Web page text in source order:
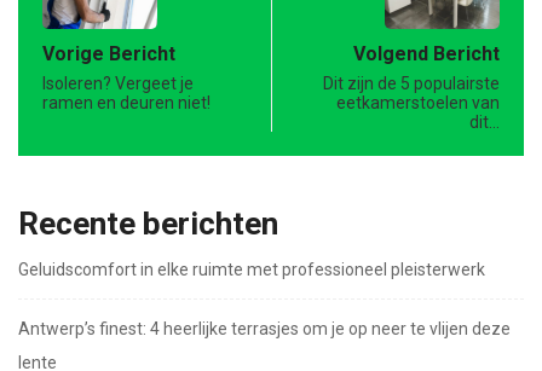
Vorige Bericht
Isoleren? Vergeet je
ramen en deuren niet!
Volgend Bericht
Dit zijn de 5 populairste
eetkamerstoelen van
dit…
Recente berichten
Geluidscomfort in elke ruimte met professioneel pleisterwerk
Antwerp’s finest: 4 heerlijke terrasjes om je op neer te vlijen deze
lente